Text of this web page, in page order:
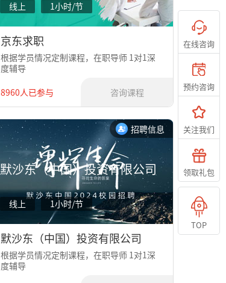
线上 1小时/节
京东求职
根据学员情况定制课程，在职导师 1对1深
度辅导
8960人已参与
咨询课程
招聘信息
默沙东（中国）投资有限公司
线上 1小时/节
默沙东（中国）投资有限公司
根据学员情况定制课程，在职导师 1对1深
度辅导
在线咨询
预约咨询
关注我们
领取礼包
TOP